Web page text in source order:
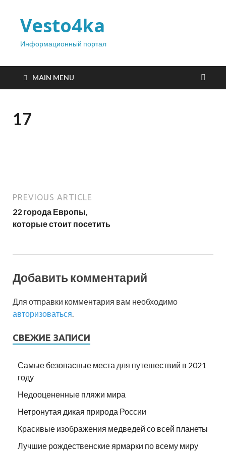
Vesto4ka
Информационный портал
MAIN MENU
17
PREVIOUS ARTICLE
22 города Европы,
которые стоит посетить
Добавить комментарий
Для отправки комментария вам необходимо
авторизоваться
СВЕЖИЕ ЗАПИСИ
Самые безопасные места для путешествий в 2021
году
Недооцененные пляжи мира
Нетронутая дикая природа России
Красивые изображения медведей со всей планеты
Лучшие рождественские ярмарки по всему миру